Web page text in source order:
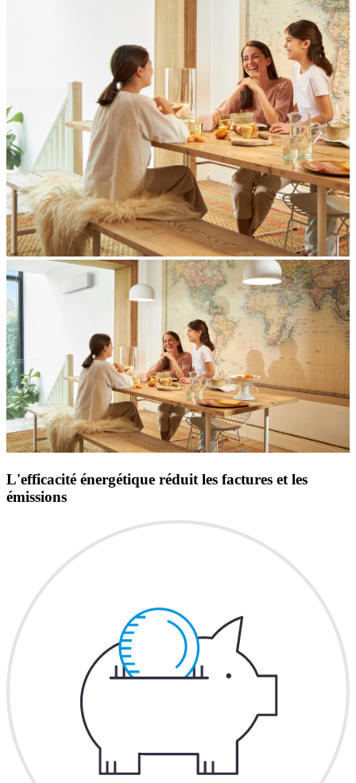
L'efficacité énergétique réduit les factures et les
émissions